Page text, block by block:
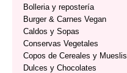
Bolleria y repostería
Burger & Carnes Vegan
Caldos y Sopas
Conservas Vegetales
Copos de Cereales y Mueslis
Dulces y Chocolates